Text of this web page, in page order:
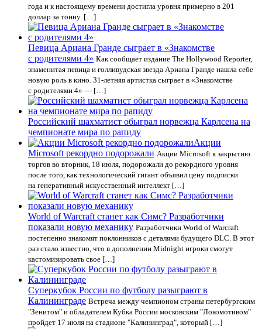
года и к настоящему времени достигла уровня примерно в 201
доллар за тонну. […]
Певица Ариана Гранде сыграет в «Знакомстве
с родителями 4» Как сообщает издание The Hollywood Reporter,
знаменитая певица и голливудская звезда Ариана Гранде нашла себе
новую роль в кино. 31-летняя артистка сыграет в «Знакомстве
с родителями 4» — […]
Российский шахматист обыграл норвежца Карлсена на
чемпионате мира по рапиду
Акции
Microsoft рекордно подорожали Акции Microsoft к закрытию
торгов во вторник, 18 июля, подорожали до рекордного уровня
после того, как технологический гигант объявил цену подписки
на генеративный искусственный интеллект […]
World of Warcraft станет как Симс? Разработчики
показали новую механику Разработчики World of Warcraft
постепенно знакомят поклонников с деталями будущего DLC. В этот
раз стало известно, что в дополнении Midnight игроки смогут
кастомизировать свое […]
Суперкубок России по футболу разыграют в
Калининграде Встреча между чемпионом страны петербургским
"Зенитом" и обладателем Кубка России московским "Локомотивом"
пройдет 17 июля на стадионе "Калининград", который […]